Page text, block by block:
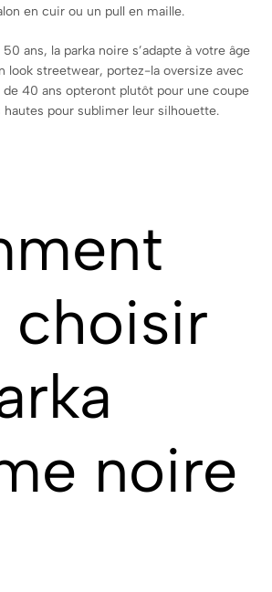
en cuir ou un pull en maille.
ans, la parka noire s’adapte à votre âge
look streetwear, portez-la oversize avec
de 40 ans opteront plutôt pour une coupe
pour sublimer leur silhouette.
choisir
noire